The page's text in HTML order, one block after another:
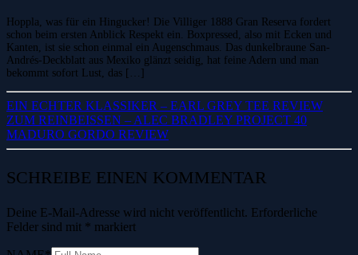
Hoppla, was für ein Hingucker! Die Villiger 1888 Gran Reserva fordert
schon beim ersten Anblick Respekt ein. Boxpressed, also mit Ecken und
Kanten, ist sie schon einmal ein Augenschmaus. Das dunkelbraune San-
Andrés-Deckblatt aus Mexiko glänzt seidig, hat feine Adern und man
bekommt sofort Lust, das […]
EIN ECHTER KLASSIKER – EARL GREY TEE REVIEW
ZUM REINBEISSEN – ALEC BRADLEY PROJECT 40 M
ADURO GORDO REVIEW
SCHREIBE EINEN KOMMENTAR
Deine E-Mail-Adresse wird nicht veröffentlicht. Erforderliche
Felder sind mit * markiert